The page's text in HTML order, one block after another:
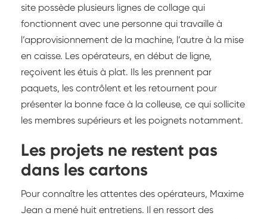
site possède plusieurs lignes de collage qui
fonctionnent avec une personne qui travaille à
l’approvisionnement de la machine, l’autre à la mise
en caisse. Les opérateurs, en début de ligne,
reçoivent les étuis à plat. Ils les prennent par
paquets, les contrôlent et les retournent pour
présenter la bonne face à la colleuse, ce qui sollicite
les membres supérieurs et les poignets notamment.
Les projets ne restent pas
dans les cartons
Pour connaître les attentes des opérateurs, Maxime
Jean a mené huit entretiens. Il en ressort des